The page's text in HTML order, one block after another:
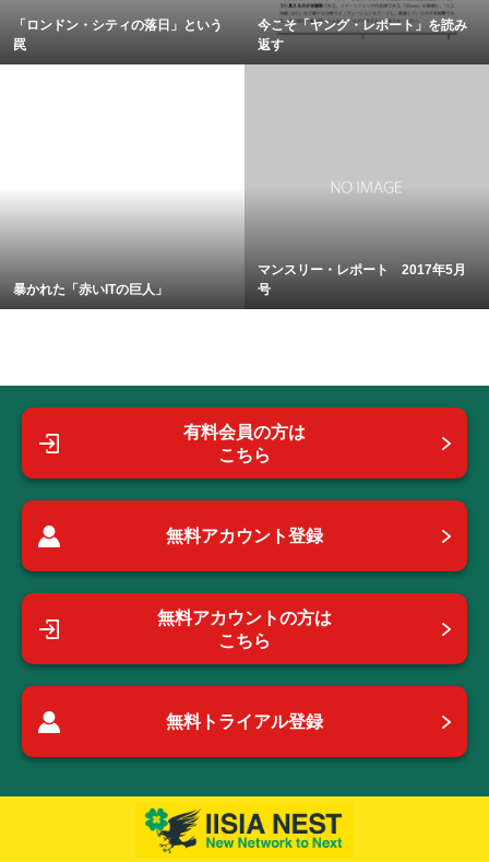
「ロンドン・シティの落日」という
罠
今こそ「ヤング・レポート」を読み
返す
暴かれた「赤いITの巨人」
マンスリー・レポート 2017年5月
号
有料会員の方は
こちら
無料アカウント登録
無料アカウントの方は
こちら
無料トライアル登録